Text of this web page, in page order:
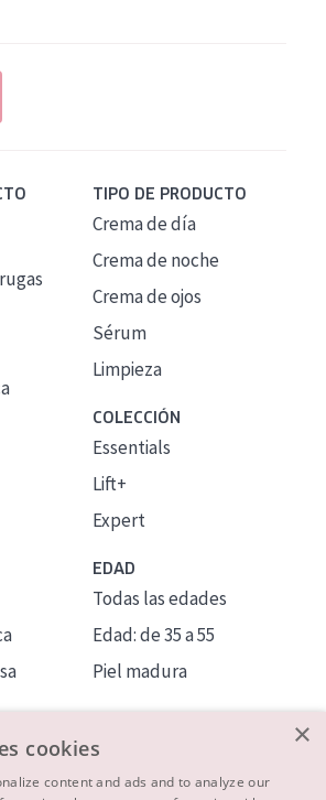
TIPO DE PRODUCTO
Crema de día
Crema de noche
Crema de ojos
Sérum
Limpieza
COLECCIÓN
Essentials
Lift+
Expert
EDAD
Todas las edades
Edad: de 35 a 55
Piel madura
×
cookies
content and ads and to analyze our